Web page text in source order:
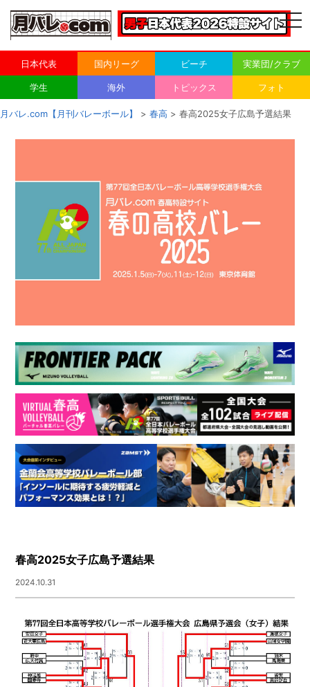
日本代表 国内リーグ ビーチ 実業団/クラブ
学生 海外 トピックス フォト
月バレ.com【月刊バレーボール】 > 春高 > 春高2025女子広島予選結果
春高2025女子広島予選結果
2024.10.31